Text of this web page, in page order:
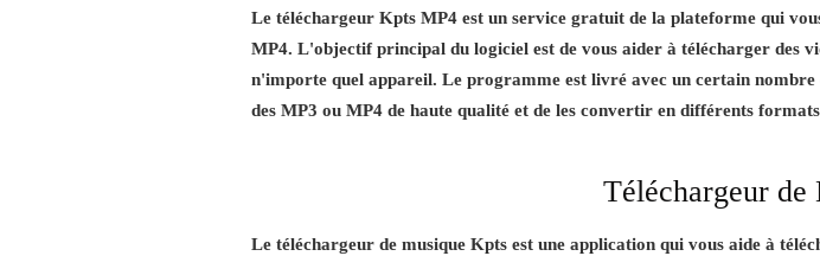
Le téléchargeur Kpts MP4 est un service gratuit de la plateforme qui
MP4. L'objectif principal du logiciel est de vous aider à télécharger des
n'importe quel appareil. Le programme est livré avec un certain
des MP3 ou MP4 de haute qualité et de les convertir en différents
Téléchargeur de
Le téléchargeur de musique Kpts est une application qui vous aide à